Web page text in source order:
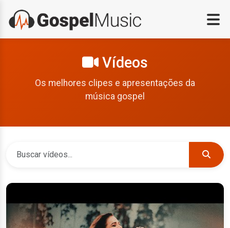
Vídeos
Os melhores clipes e apresentações da
música gospel